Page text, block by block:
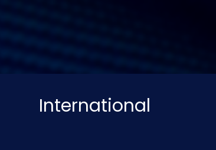
International